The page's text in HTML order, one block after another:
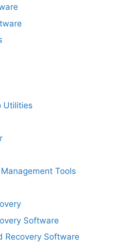
Utilities
Tools
Software
Recovery Software